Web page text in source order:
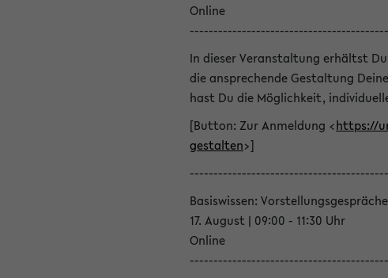
Online
In dieser Veranstaltung erhältst
die ansprechende Gestaltung
hast Du die Möglichkeit,
[Button: Zur Anmeldung <https://
gestalten>]
Basiswissen:
17. August | 09:00 - 11:30 Uhr
Online